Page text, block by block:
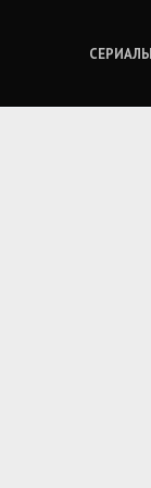
СЕРИАЛЫ